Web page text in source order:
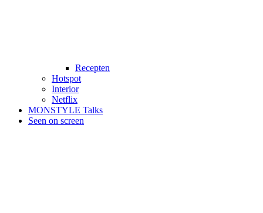
Recepten
Hotspot
Interior
Netflix
MONSTYLE Talks
Seen on screen